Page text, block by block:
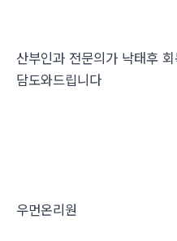
산부인과 전문의가 낙태후
담도와드립니다
우먼온리원